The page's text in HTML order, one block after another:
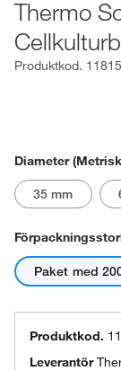
Thermo
Produktkod.
Diameter
35 mm
Paket med
Produktkod.
Leverantör